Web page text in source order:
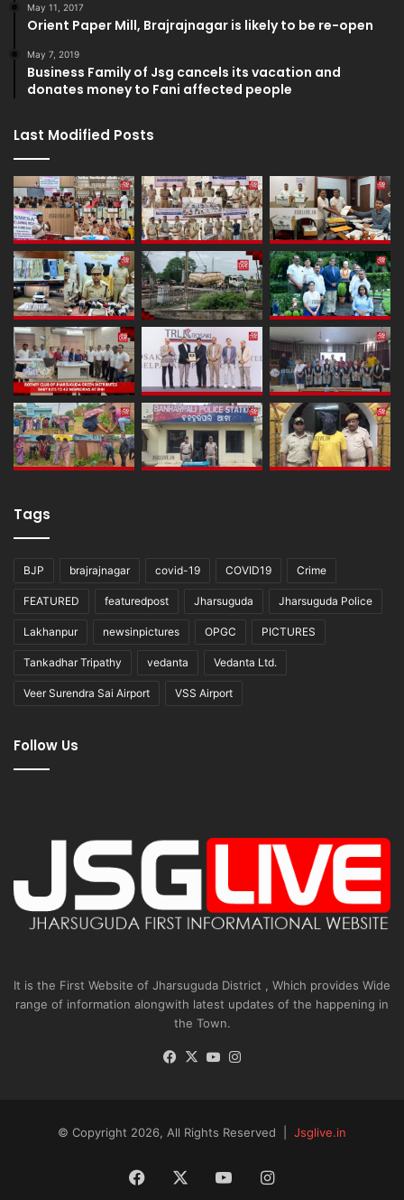
May 11, 2017
Orient Paper Mill, Brajrajnagar is likely to be re-open
May 7, 2019
Business Family of Jsg cancels its vacation and
donates money to Fani affected people
Last Modified Posts
Tags
BJP brajrajnagar covid-19 COVID19 Crime
FEATURED featuredpost Jharsuguda Jharsuguda Police
Lakhanpur newsinpictures OPGC PICTURES
Tankadhar Tripathy vedanta Vedanta Ltd.
Veer Surendra Sai Airport VSS Airport
Follow Us
It is the First Website of Jharsuguda District , Which provides Wide
range of information alongwith latest updates of the happening in
the Town.
Facebook
X YouTube
© Copyright 2026, All Rights Reserved | Jsglive.in
Facebook YouTubeInstagram